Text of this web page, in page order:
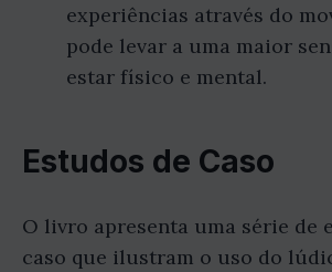
experiências através do
pode levar a uma maior
estar físico e mental.
Estudos de Caso
O livro apresenta uma série de
caso que ilustram o uso do